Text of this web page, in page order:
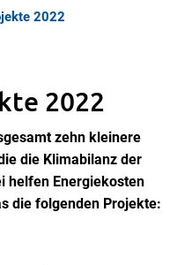
2022
2022
zehn kleinere
die Klimabilanz der
helfen Energiekosten
die folgenden Projekte: